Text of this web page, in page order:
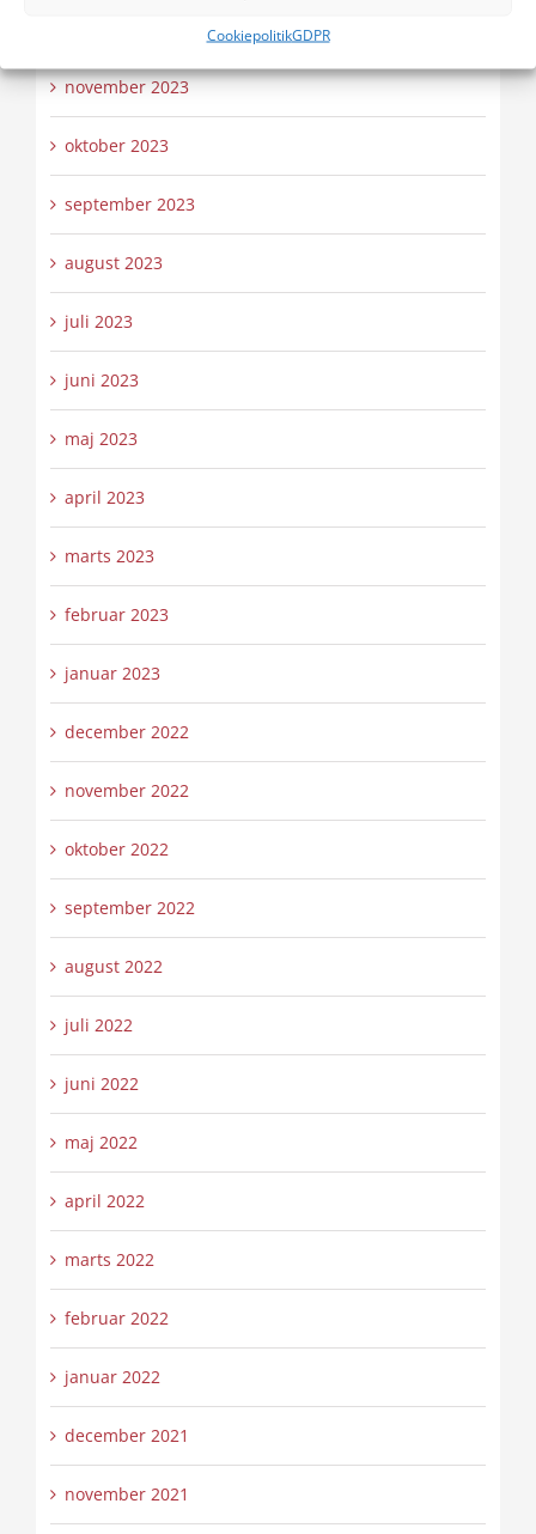
CookiepolitikGDPR
november 2023
oktober 2023
september 2023
august 2023
juli 2023
juni 2023
maj 2023
april 2023
marts 2023
februar 2023
januar 2023
december 2022
november 2022
oktober 2022
september 2022
august 2022
juli 2022
juni 2022
maj 2022
april 2022
marts 2022
februar 2022
januar 2022
december 2021
november 2021